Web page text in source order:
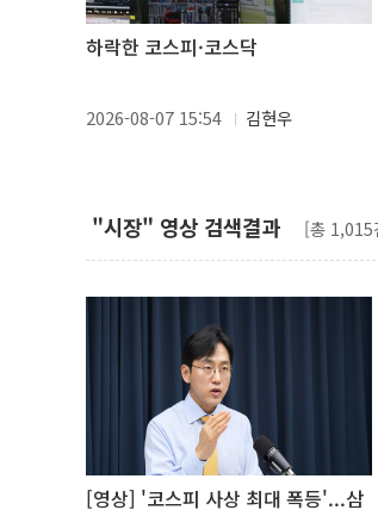
하락한 코스피·코스닥
2026-08-07 15:54 김현우
"시장" 영상 검색결과 [총 1,015
[영상] '코스피 사상 최대 폭등'...삼